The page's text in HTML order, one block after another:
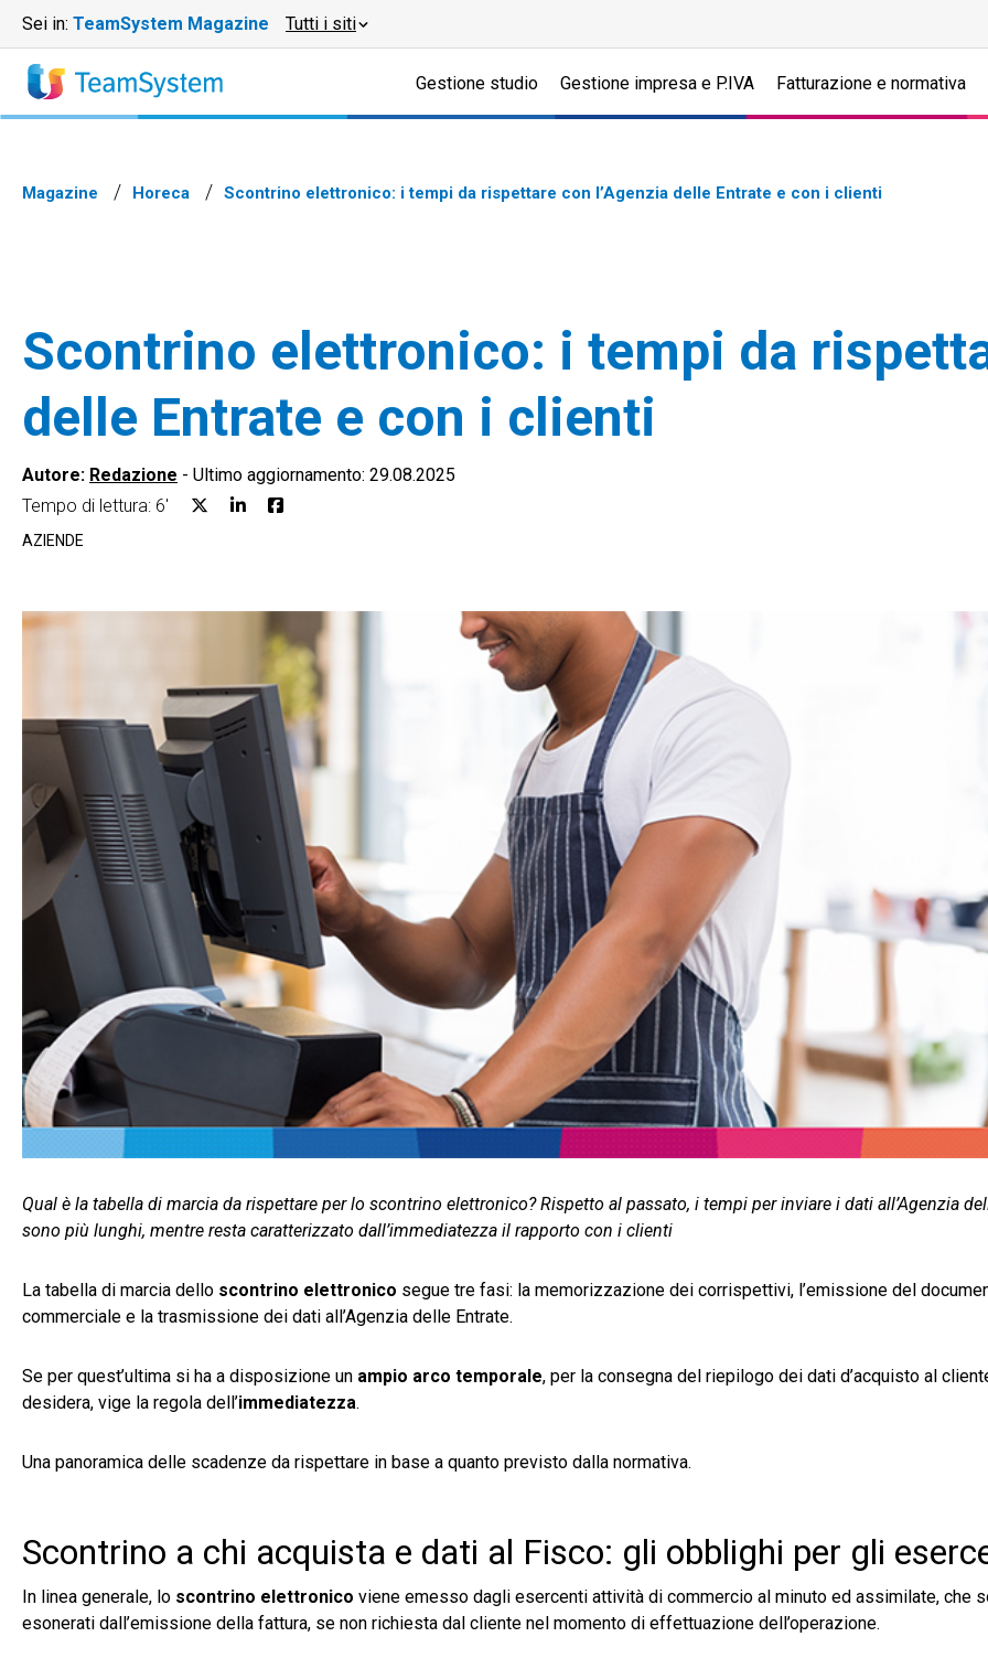
Sei in: TeamSystem Magazine Tutti i siti
Gestione studio Gestione impresa e P.IVA Fatturazione e normativa
Magazine Horeca Scontrino elettronico: i tempi da rispettare con l’Agenzia delle Entrate e con i clienti
Scontrino elettronico: i tempi da
delle Entrate e con i clienti
Autore: Redazione - Ultimo aggiornamento: 29.08.2025
Tempo di lettura: 6'
AZIENDE
Qual è la tabella di marcia da rispettare per lo scontrino elettronico? Rispetto al passato, i tempi per inviare i dati all’Agenzia
sono più lunghi, mentre resta caratterizzato dall’immediatezza il rapporto con i clienti
La tabella di marcia dello scontrino elettronico segue tre fasi: la memorizzazione dei corrispettivi, l’emissione del
commerciale e la trasmissione dei dati all’Agenzia delle Entrate.
Se per quest’ultima si ha a disposizione un ampio arco temporale, per la consegna del riepilogo dei dati d’acquisto al
desidera, vige la regola dell’immediatezza.
Una panoramica delle scadenze da rispettare in base a quanto previsto dalla normativa.
Scontrino a chi acquista e dati al Fisco: gli obblighi per gli
In linea generale, lo scontrino elettronico viene emesso dagli esercenti attività di commercio al minuto ed assimilate, che
esonerati dall’emissione della fattura, se non richiesta dal cliente nel momento di effettuazione dell’operazione.